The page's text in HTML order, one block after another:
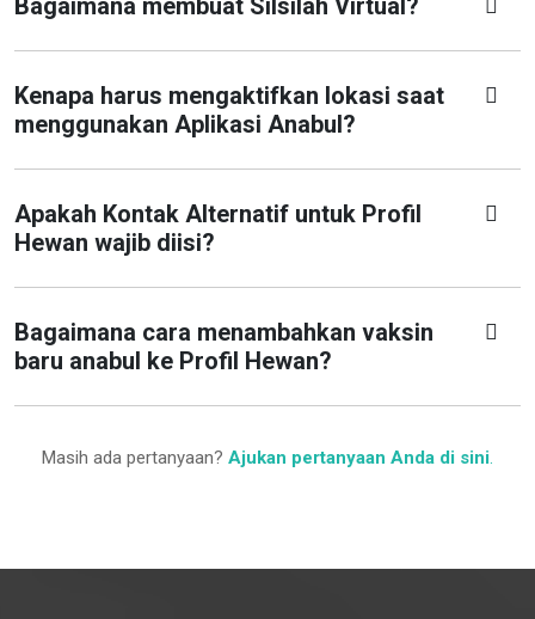
Bagaimana membuat Silsilah Virtual?
Kenapa harus mengaktifkan lokasi saat
menggunakan Aplikasi Anabul?
Apakah Kontak Alternatif untuk Profil
Hewan wajib diisi?
Bagaimana cara menambahkan vaksin
baru anabul ke Profil Hewan?
Masih ada pertanyaan? Ajukan pertanyaan Anda di sini.